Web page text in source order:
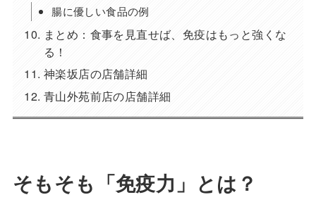
腸に優しい食品の例
まとめ：食事を見直せば、免疫はもっと強くな
る！
神楽坂店の店舗詳細
青山外苑前店の店舗詳細
そもそも「免疫力」とは？